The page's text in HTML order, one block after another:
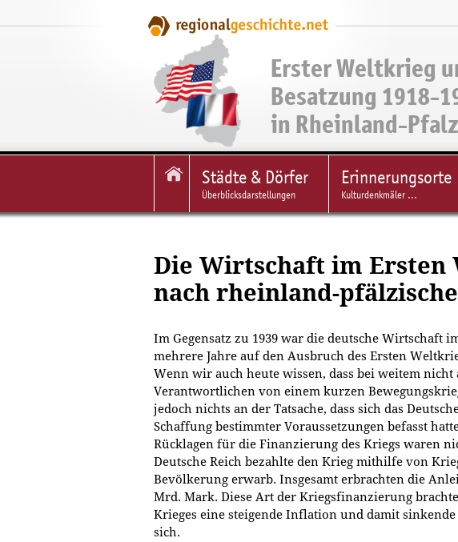
Erster Weltkrieg
Besatzung 1918-
in Rheinland-Pfalz
Städte & Dörfer
Überblicksdarstellungen
Erinnerungsorte
Kulturdenkmäler ...
Die Wirtschaft im Ersten
nach rheinland-
Im Gegensatz zu 1939 war die deutsche Wirtschaft
mehrere Jahre auf den Ausbruch des Ersten
Wenn wir auch heute wissen, dass bei weitem
Verantwortlichen von einem kurzen
jedoch nichts an der Tatsache, dass sich das
Schaffung bestimmter Voraussetzungen befasst
Rücklagen für die Finanzierung des Kriegs waren
Deutsche Reich bezahlte den Krieg mithilfe von
Bevölkerung erwarb. Insgesamt erbrachten die
Mrd. Mark. Diese Art der Kriegsfinanzierung
Krieges eine steigende Inflation und damit
sich.